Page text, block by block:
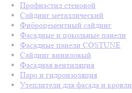
Профнастил стеновой
Сайдинг металлический
Фиброцементный сайдинг
Фасадные и цокольные панели
Фасадные панели COSTUNE
Сайдинг виниловый
Фасадная вентиляция
Паро и гидроизоляция
Утеплители для фасада и кровли